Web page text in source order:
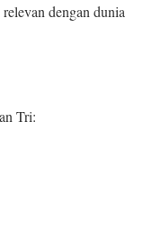
dengan dunia
Tri: